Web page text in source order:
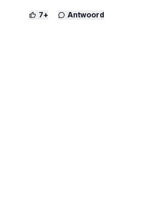
7+ Antwoord